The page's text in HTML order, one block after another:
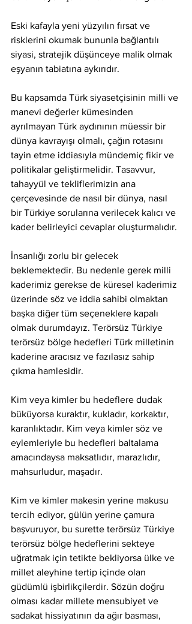
Eski kafayla yeni yüzyılın fırsat ve
risklerini okumak bununla bağlantılı
siyasi, stratejik düşünceye malik olmak
eşyanın tabiatına aykırıdır.
Bu kapsamda Türk siyasetçisinin milli ve
manevi değerler kümesinden
ayrılmayan Türk aydınının müessir bir
dünya kavrayışı olmalı, çağın rotasını
tayin etme iddiasıyla mündemiç fikir ve
politikalar geliştirmelidir. Tasavvur,
tahayyül ve tekliflerimizin ana
çerçevesinde de nasıl bir dünya, nasıl
bir Türkiye sorularına verilecek kalıcı ve
kader belirleyici cevaplar oluşturmalıdır.
İnsanlığı zorlu bir gelecek
beklemektedir. Bu nedenle gerek milli
kaderimiz gerekse de küresel kaderimiz
üzerinde söz ve iddia sahibi olmaktan
başka diğer tüm seçeneklere kapalı
olmak durumdayız. Terörsüz Türkiye
terörsüz bölge hedefleri Türk milletinin
kaderine aracısız ve fazılasız sahip
çıkma hamlesidir.
Kim veya kimler bu hedeflere dudak
büküyorsa kuraktır, kukladır, korkaktır,
karanlıktadır. Kim veya kimler söz ve
eylemleriyle bu hedefleri baltalama
amacındaysa maksatlıdır, marazlıdır,
mahsurludur, maşadır.
Kim ve kimler makesin yerine makusu
tercih ediyor, gülün yerine çamura
başvuruyor, bu surette terörsüz Türkiye
terörsüz bölge hedeflerini sekteye
uğratmak için tetikte bekliyorsa ülke ve
millet aleyhine tertip içinde olan
güdümlü işbirlikçilerdir. Sözün doğru
olması kadar millete mensubiyet ve
sadakat hissiyatının da ağır basması,